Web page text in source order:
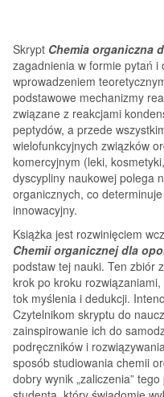
Skrypt Chemia organiczna
zagadnienia w formie pytań i
wprowadzeniem
podstawowe mechanizmy
związane z reakcjami
peptydów, a przede
wielofunkcyjnych związków
komercyjnym (leki,
dyscypliny naukowej polega
organicznych, co
innowacyjny.
Książka jest rozwinięciem
Chemii organicznej dla
podstaw tej nauki. Ten zbiór
krok po kroku
tok myślenia i dedukcji.
Czytelnikom skryptu do
zainspirowanie ich do
podręczników i
sposób studiowania chemii
dobry wynik „zaliczenia”